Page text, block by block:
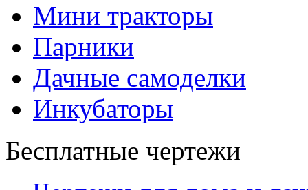
Мини тракторы
Парники
Дачные самоделки
Инкубаторы
Бесплатные чертежи